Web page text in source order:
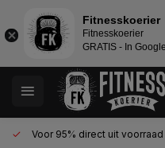
Voor 95% direct uit
Fitnesskoerier
Fitnesskoerier
GRATIS - In